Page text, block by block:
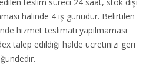
halinde 4 iş günüdür. Belirtilen
hizmet teslimatı yapılmaması
talep edildiği halde ücretinizi geri